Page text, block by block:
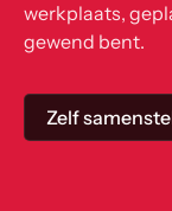
werkplaats,
gewend bent.
Zelf